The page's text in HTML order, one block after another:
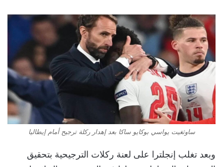
ساوثغيت يواسي بوكايو ساكا بعد إهدار ركلة ترجيح أمام إيطاليا
وبعد تغلب إنجلترا على لعنة ركلات الترجيحية بتحقيق